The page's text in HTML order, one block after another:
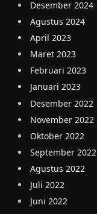
Desember 2024
Agustus 2024
April 2023
Maret 2023
Februari 2023
Januari 2023
Desember 2022
November 2022
Oktober 2022
September 2022
Agustus 2022
Juli 2022
Juni 2022